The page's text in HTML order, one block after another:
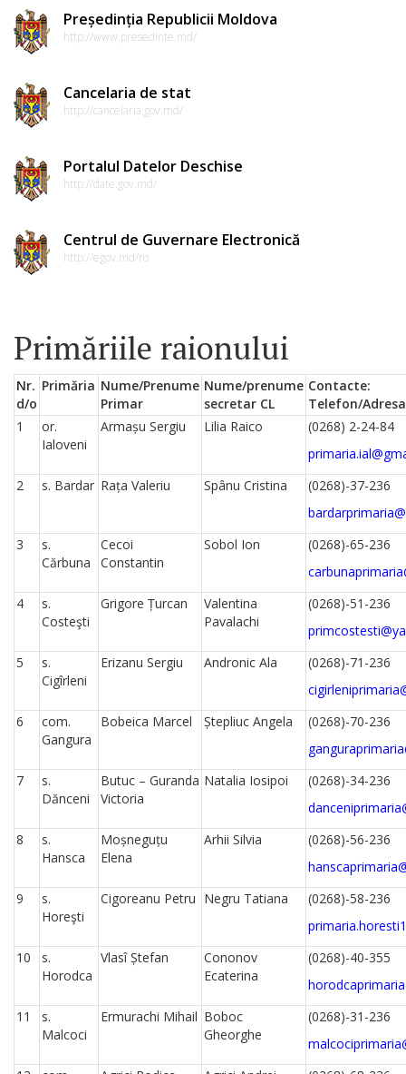
Președinția Republicii Moldova
http://www.presedinte.md/
Cancelaria de stat
http://cancelaria.gov.md/
Portalul Datelor Deschise
http://date.gov.md/
Centrul de Guvernare Electronică
http://egov.md/ro
Primăriile raionului
Nr.
d/o
Primăria Nume/Prenume
Primar
Nume/prenume
secretar CL
Contacte:
Telefon/
1
or.
Ialoveni
Armașu Sergiu Lilia Raico
(0268) 2-24-84
2
s. Bardar Rața Valeriu Spânu Cristina
(0268)-37-236
3
s.
Cărbuna
Cecoi
Constantin
Sobol Ion
(0268)-65-236
4
s.
Costeşti
Grigore Țurcan
Valentina
Pavalachi
(0268)-51-236
5
s.
Cigîrleni
Erizanu Sergiu Andronic Ala
(0268)-71-236
6
com.
Gangura
Bobeica Marcel Ștepliuc Angela
(0268)-70-236
7
s.
Dănceni
Butuc – Guranda
Victoria
Natalia Iosipoi
(0268)-34-236
8
s.
Hansca
Moșneguțu
Elena
Arhii Silvia
(0268)-56-236
9
s.
Horeşti
Cigoreanu Petru Negru Tatiana
(0268)-58-236
10
s.
Horodca
Vlasî Ștefan
Cononov
Ecaterina
(0268)-40-355
11
s.
Malcoci
Ermurachi Mihail Boboc
Gheorghe
(0268)-31-236